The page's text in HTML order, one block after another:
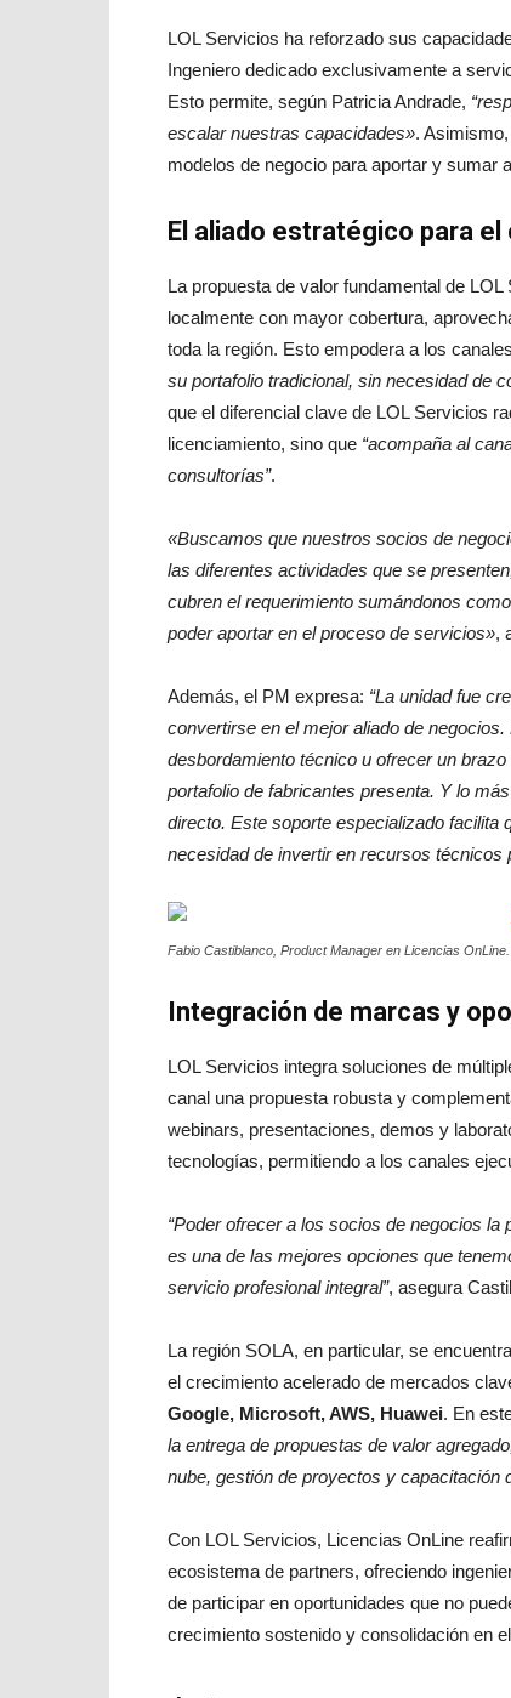
LOL Servicios ha reforzado sus
Ingeniero dedicado exclusivamente a
Esto permite, según Patricia Andrade,
escalar nuestras capacidades».
modelos de negocio para aportar y sumar
El aliado estratégico para el
La propuesta de valor fundamental de
localmente con mayor cobertura,
toda la región. Esto empodera a los
su portafolio tradicional, sin necesidad de
que el diferencial clave de LOL Servicios
licenciamiento, sino que “acompaña al
consultorías”.
«Buscamos que nuestros socios de
las diferentes actividades que se
cubren el requerimiento sumándonos
poder aportar en el proceso de servicios»,
Además, el PM expresa: “La unidad fue
convertirse en el mejor aliado de
desbordamiento técnico u ofrecer un
portafolio de fabricantes presenta. Y lo
directo. Este soporte especializado
necesidad de invertir en recursos técnicos
Fabio Castiblanco, Product Manager en Licencias OnLine.
Integración de marcas y
LOL Servicios integra soluciones de
canal una propuesta robusta y
webinars, presentaciones, demos y
tecnologías, permitiendo a los canales
“Poder ofrecer a los socios de negocios
es una de las mejores opciones que
servicio profesional integral”, asegura
La región SOLA, en particular, se
el crecimiento acelerado de mercados
Google, Microsoft, AWS, Huawei. En
la entrega de propuestas de valor
nube, gestión de proyectos y capacitación
Con LOL Servicios, Licencias OnLine
ecosistema de partners, ofreciendo
de participar en oportunidades que no
crecimiento sostenido y consolidación en